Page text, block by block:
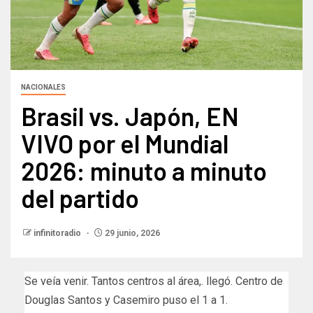
NACIONALES
Brasil vs. Japón, EN
VIVO por el Mundial
2026: minuto a minuto
del partido
infinitoradio 29 junio, 2026
Se veía venir. Tantos centros al área,. llegó. Centro de
Douglas Santos y Casemiro puso el 1 a 1.